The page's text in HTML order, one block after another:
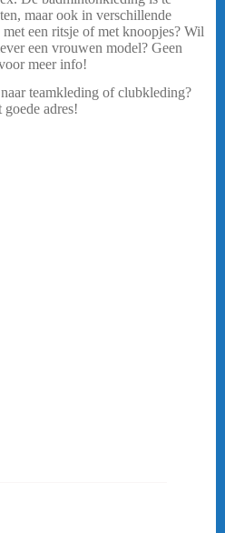
maar ook in verschillende
een ritsje of met knoopjes? Wil
een vrouwen model? Geen
meer info!
teamkleding of clubkleding?
adres!